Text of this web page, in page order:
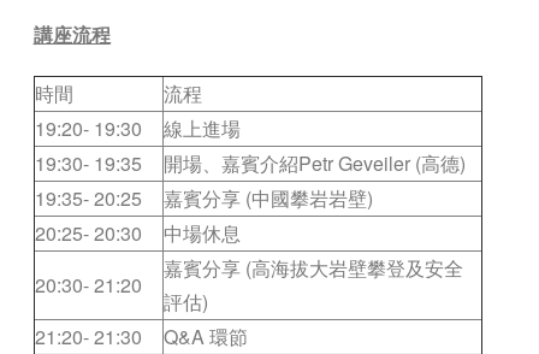
講座流程
時間
流程
19:20- 19:30
線上進場
19:30- 19:35
開場、嘉賓介紹Petr Geveiler (高德)
19:35- 20:25
嘉賓分享 (中國攀岩岩壁)
20:25- 20:30
中場休息
20:30- 21:20
嘉賓分享 (高海拔大岩壁攀登及安全
評估)
21:20- 21:30
Q&A 環節